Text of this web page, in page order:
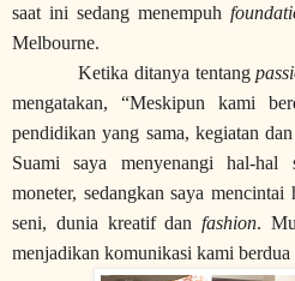
saat ini sedang menempuh
Melbourne.
Ketika ditanya tentang
mengatakan, “Meskipun kami
pendidikan yang sama, kegiatan
Suami saya menyenangi hal-hal
moneter, sedangkan saya
seni, dunia kreatif dan fashion.
menjadikan komunikasi kami